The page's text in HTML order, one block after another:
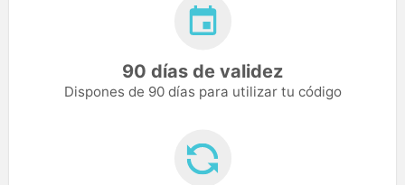
90 días de validez
Dispones de 90 días para utilizar tu código